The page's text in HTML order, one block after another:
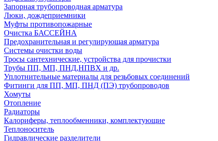
Запорная трубопроводная арматура
Люки, дождеприемники
Муфты противопожарные
Очистка БАССЕЙНА
Предохранительная и регулирующая арматура
Системы очистки воды
Тросы сантехнические, устройства для прочистки
Трубы ПП, МП, ПНД,НПВХ и др.
Уплотнительные материалы для резьбовых соединений
Фитинги для ПП, МП, ПНД (ПЭ) трубопроводов
Хомуты
Отопление
Радиаторы
Калориферы, теплообменники, комплектующие
Теплоноситель
Гидравлические разделители